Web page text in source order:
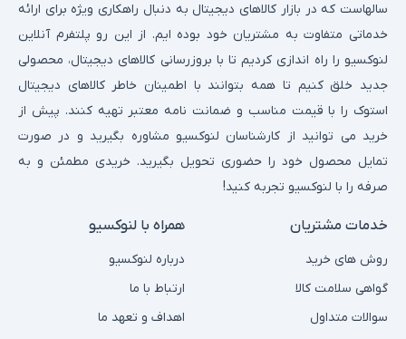
سالهاست که در بازار کالاهای دیجیتال به دنبال راهکاری ویژه برای ارائه
خدماتی متفاوت به مشتریان خود بوده ایم. از این رو پلتفرم آنلاین
لنوکسیو را راه اندازی کردیم تا با بروزرسانی کالاهای دیجیتال، محصولی
جدید خلق کنیم تا همه بتوانند با اطمینان خاطر کالاهای دیجیتال
استوک را با قیمت مناسب و ضمانت نامه معتبر تهیه کنند. پیش از
خرید می توانید از کارشناسان لنوکسیو مشاوره بگیرید و در صورت
تمایل محصول خود را حضوری تحویل بگیرید. خریدی مطمئن و به
صرفه را با لنوکسیو تجربه کنید!
خدمات مشتریان
روش های خرید
گواهی سلامت کالا
سوالات متداول
همراه با لنوکسیو
درباره لنوکسیو
ارتباط با ما
اهداف و تعهد ما